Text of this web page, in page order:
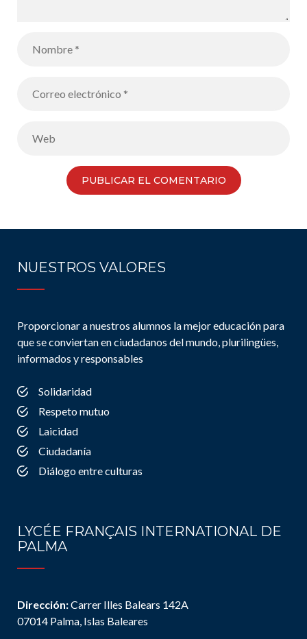
NUESTROS VALORES
Proporcionar a nuestros alumnos la mejor educación para
que se conviertan en ciudadanos del mundo, plurilingües,
informados y responsables
Solidaridad
Respeto mutuo
Laicidad
Ciudadanía
Diálogo entre culturas
LYCÉE FRANÇAIS INTERNATIONAL DE
PALMA
Dirección:Carrer Illes Balears 142A
07014 Palma, Islas Baleares